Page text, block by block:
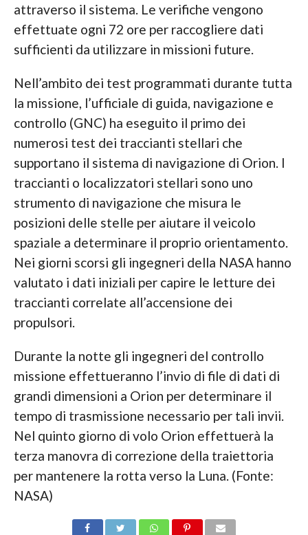
attraverso il sistema. Le verifiche vengono
effettuate ogni 72 ore per raccogliere dati
sufficienti da utilizzare in missioni future.
Nell’ambito dei test programmati durante tutta
la missione, l’ufficiale di guida, navigazione e
controllo (GNC) ha eseguito il primo dei
numerosi test dei traccianti stellari che
supportano il sistema di navigazione di Orion. I
traccianti o localizzatori stellari sono uno
strumento di navigazione che misura le
posizioni delle stelle per aiutare il veicolo
spaziale a determinare il proprio orientamento.
Nei giorni scorsi gli ingegneri della NASA hanno
valutato i dati iniziali per capire le letture dei
traccianti correlate all’accensione dei
propulsori.
Durante la notte gli ingegneri del controllo
missione effettueranno l’invio di file di dati di
grandi dimensioni a Orion per determinare il
tempo di trasmissione necessario per tali invii.
Nel quinto giorno di volo Orion effettuerà la
terza manovra di correzione della traiettoria
per mantenere la rotta verso la Luna. (Fonte:
NASA)